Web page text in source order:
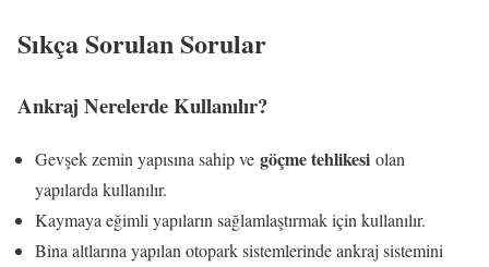
Sıkça Sorulan Sorular
Ankraj Nerelerde Kullanılır?
Gevşek zemin yapısına sahip ve göçme tehlikesi olan
yapılarda kullanılır.
Kaymaya eğimli yapıların sağlamlaştırmak için kullanılır.
Bina altlarına yapılan otopark sistemlerinde ankraj sistemini